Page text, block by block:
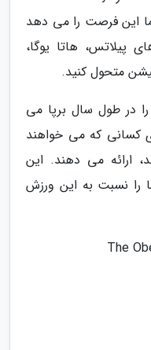
این فرصت را می دهد
پیلاتس، هاتا یوگا،
متحول کنید.
در طول سال برپا می
کسانی که می خواهند
ارائه می دهند. این
را نسبت به این ورزش